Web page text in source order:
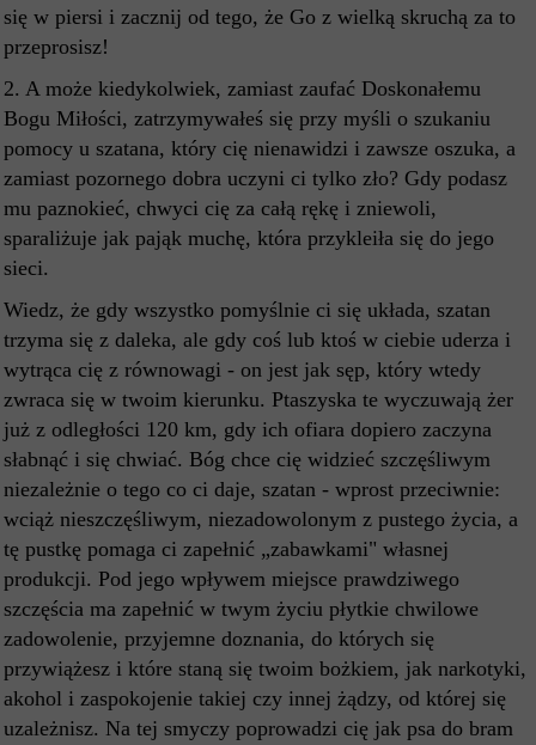
się w piersi i zacznij od tego, że Go z wielką skruchą za to
przeprosisz!
2. A może kiedykolwiek, zamiast zaufać Doskonałemu
Bogu Miłości, zatrzymywałeś się przy myśli o szukaniu
pomocy u szatana, który cię nienawidzi i zawsze oszuka, a
zamiast pozornego dobra uczyni ci tylko zło? Gdy podasz
mu paznokieć, chwyci cię za całą rękę i zniewoli,
sparaliżuje jak pająk muchę, która przykleiła się do jego
sieci.
Wiedz, że gdy wszystko pomyślnie ci się układa, szatan
trzyma się z daleka, ale gdy coś lub ktoś w ciebie uderza i
wytrąca cię z równowagi - on jest jak sęp, który wtedy
zwraca się w twoim kierunku. Ptaszyska te wyczuwają żer
już z odległości 120 km, gdy ich ofiara dopiero zaczyna
słabnąć i się chwiać. Bóg chce cię widzieć szczęśliwym
niezależnie o tego co ci daje, szatan - wprost przeciwnie:
wciąż nieszczęśliwym, niezadowolonym z pustego życia, a
tę pustkę pomaga ci zapełnić „zabawkami" własnej
produkcji. Pod jego wpływem miejsce prawdziwego
szczęścia ma zapełnić w twym życiu płytkie chwilowe
zadowolenie, przyjemne doznania, do których się
przywiążesz i które staną się twoim bożkiem, jak narkotyki,
akohol i zaspokojenie takiej czy innej żądzy, od której się
uzależnisz. Na tej smyczy poprowadzi cię jak psa do bram